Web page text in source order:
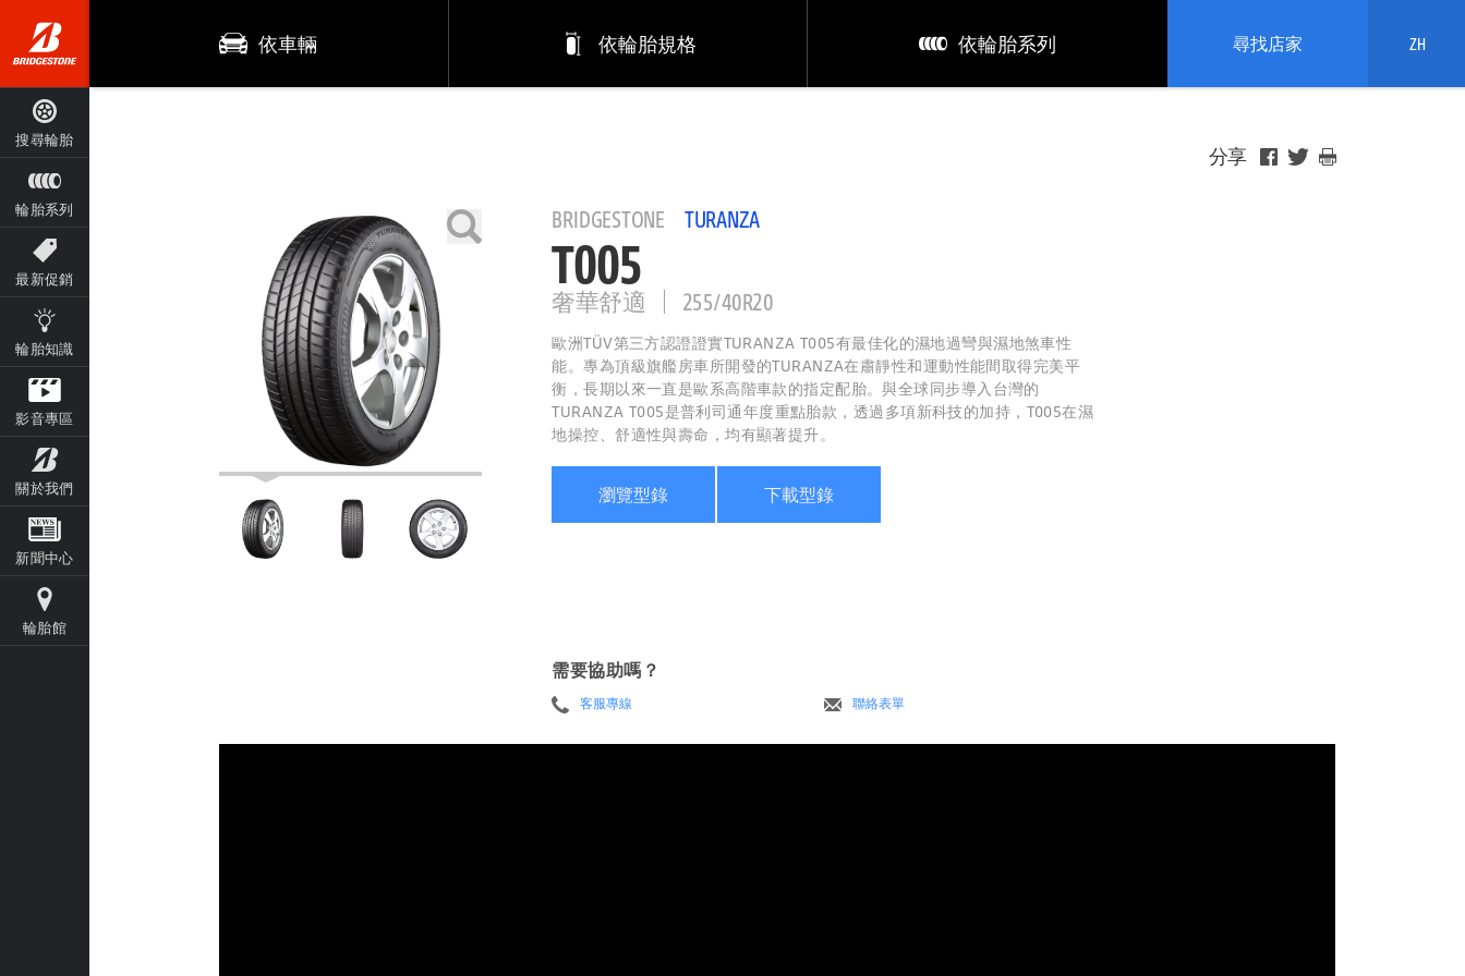
搜尋輪胎
輪胎系列
最新促銷
輪胎知識
影音專區
關於我們
新聞中心
輪胎館
依車輛 依輪胎規格 依輪胎系列 尋找店家 ZH
分享
BRIDGESTONE TURANZA
T005
奢華舒適 255/40R20
歐洲TÜV第三方認證證實TURANZA T005有最佳化的濕地過彎與濕地煞車性
能。專為頂級旗艦房車所開發的TURANZA在肅靜性和運動性能間取得完美平
衡，長期以來一直是歐系高階車款的指定配胎。與全球同步導入台灣的
TURANZA T005是普利司通年度重點胎款，透過多項新科技的加持，T005在濕
地操控、舒適性與壽命，均有顯著提升。
瀏覽型錄 下載型錄
需要協助嗎？
客服專線 聯絡表單